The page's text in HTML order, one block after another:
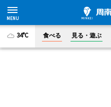
34°C 食べる 見る・遊ぶ